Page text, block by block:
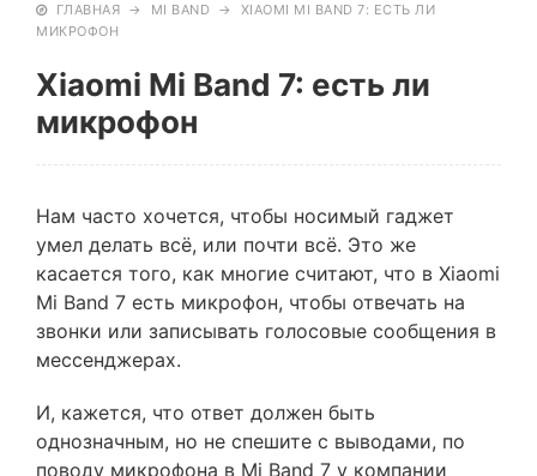
ГЛАВНАЯ → MI BAND → XIAOMI MI BAND 7: ЕСТЬ ЛИ
МИКРОФОН
Xiaomi Mi Band 7: есть ли
микрофон
Нам часто хочется, чтобы носимый гаджет
умел делать всё, или почти всё. Это же
касается того, как многие считают, что в Xiaomi
Mi Band 7 есть микрофон, чтобы отвечать на
звонки или записывать голосовые сообщения в
мессенджерах.
И, кажется, что ответ должен быть
однозначным, но не спешите с выводами, по
поводу микрофона в Mi Band 7 у компании